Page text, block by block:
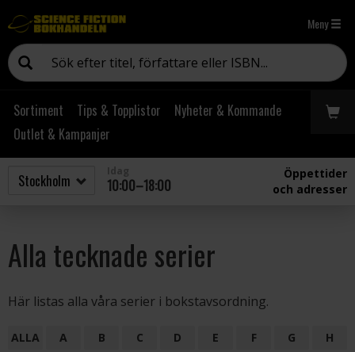
Meny
Sortiment Tips & Topplistor
Nyheter & Kommande
Outlet & Kampanjer
10:00–18:00
Öppettider
och adresser
Alla tecknade serier
Här listas alla våra serier i bokstavsordning.
ALLA A B C D E F G
H